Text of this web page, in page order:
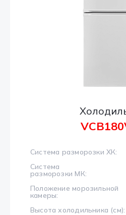
Система разморозки ХК:
Система
разморозки МК:
Положение морозильной
камеры:
Высота холодильника (см):